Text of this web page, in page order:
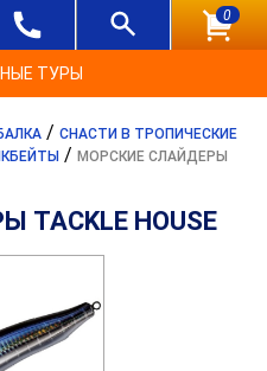
0
ТУРЫ
/ СНАСТИ В ТРОПИЧЕСКИЕ
/ МОРСКИЕ СЛАЙДЕРЫ
HOUSE